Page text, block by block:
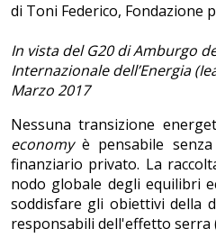
di Toni Federico, Fondazione
In vista del G20 di Amburgo
Internazionale dell’Energia
Marzo 2017
Nessuna transizione
economyè pensabile senza
finanziario privato. La
nodo globale degli equilibri
soddisfare gli obiettivi della
responsabili dell'effetto serra